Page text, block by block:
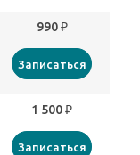
990 ₽
Записаться
1 500 ₽
Записаться